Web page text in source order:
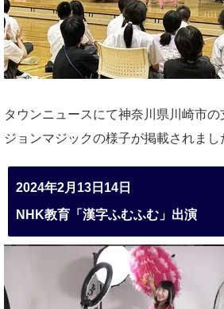
タウンニュースにて神奈川県川崎市
ジョンマジックの様子が掲載されまし
2024年2月13日14日
NHK教育「漢字ふむふむ」出演